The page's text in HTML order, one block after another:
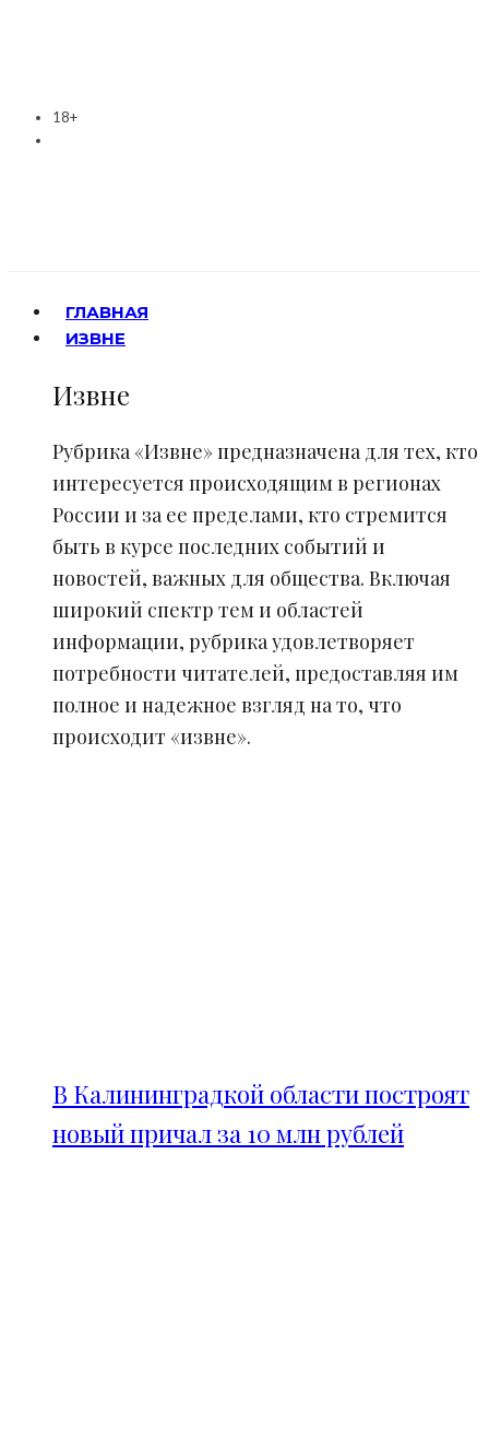
18+
ГЛАВНАЯ
ИЗВНЕ
Извне
Рубрика «Извне» предназначена для тех, кто
интересуется происходящим в регионах
России и за ее пределами, кто стремится
быть в курсе последних событий и
новостей, важных для общества. Включая
широкий спектр тем и областей
информации, рубрика удовлетворяет
потребности читателей, предоставляя им
полное и надежное взгляд на то, что
происходит «извне».
В Калининградкой области построят
новый причал за 10 млн рублей